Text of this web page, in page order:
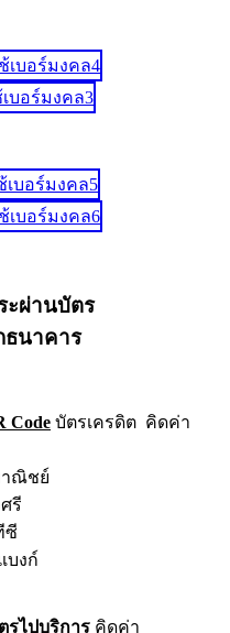
ะผ่านบัตร
ธนาคาร
Code บัตรเครดิต คิดค่า
พาณิชย์
รี
ซี
บงก์
รไปบริการ คิดค่า